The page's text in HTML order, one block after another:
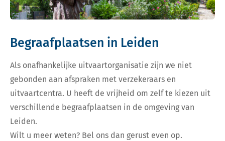
Begraafplaatsen in Leiden
Als onafhankelijke uitvaartorganisatie zijn we niet
gebonden aan afspraken met verzekeraars en
uitvaartcentra. U heeft de vrijheid om zelf te kiezen uit
verschillende begraafplaatsen in de omgeving van
Leiden.
Wilt u meer weten? Bel ons dan gerust even op.